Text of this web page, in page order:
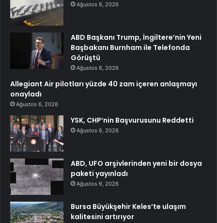
Ağustos 6, 2026
ABD Başkanı Trump, İngiltere’nin Yeni
Başbakanı Burnham ile Telefonda
Görüştü
Ağustos 6, 2026
Allegiant Air pilotları yüzde 40 zam içeren anlaşmayı
onayladı
Ağustos 6, 2026
YSK, CHP’nin Başvurusunu Reddetti
Ağustos 6, 2026
ABD, UFO arşivlerinden yeni bir dosya
paketi yayınladı
Ağustos 6, 2026
Bursa Büyükşehir Keles’te ulaşım
kalitesini artırıyor